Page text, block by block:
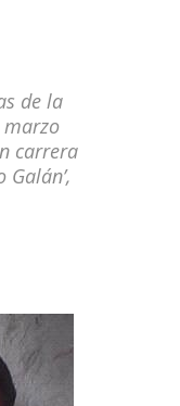
de la
carrera
Galán’,